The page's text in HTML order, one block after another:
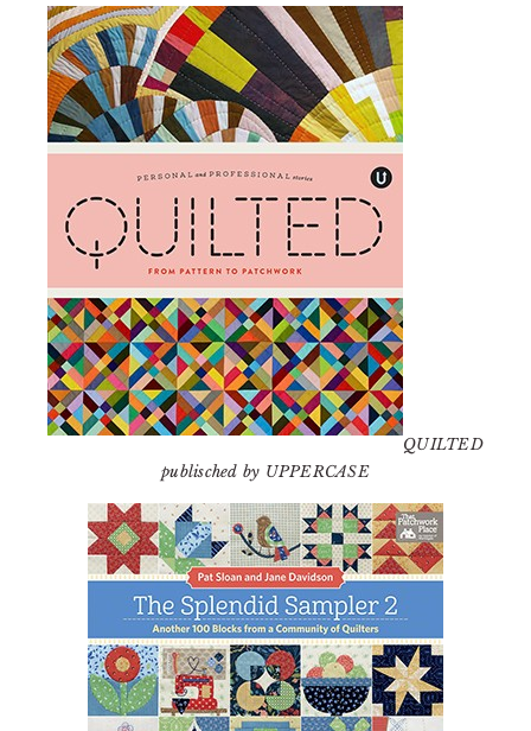
QUILTED
publisched by UPPERCASE